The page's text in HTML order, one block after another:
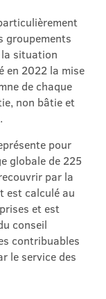
groupements
la situation
en 2022 la mise
de chaque
non bâtie et
pour
globale de 225
par la
est calculé au
et est
conseil
contribuables
le service des